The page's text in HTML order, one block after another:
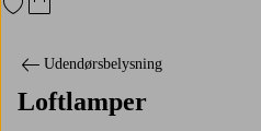
Gå til favoritmarkerede produkter
Gå til indkøbskurven
Udendørsbelysning
Loftlamper